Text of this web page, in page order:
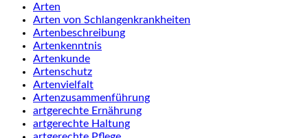
Arten
Arten von Schlangenkrankheiten
Artenbeschreibung
Artenkenntnis
Artenkunde
Artenschutz
Artenvielfalt
Artenzusammenführung
artgerechte Ernährung
artgerechte Haltung